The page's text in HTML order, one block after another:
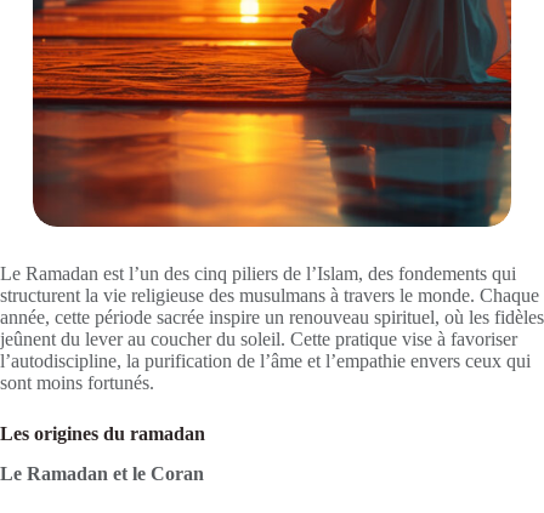
Le Ramadan est l’un des cinq piliers de l’Islam, des fondements qui
structurent la vie religieuse des musulmans à travers le monde. Chaque
année, cette période sacrée inspire un renouveau spirituel, où les fidèles
jeûnent du lever au coucher du soleil. Cette pratique vise à favoriser
l’autodiscipline, la purification de l’âme et l’empathie envers ceux qui
sont moins fortunés.
Les origines du ramadan
Le Ramadan et le Coran